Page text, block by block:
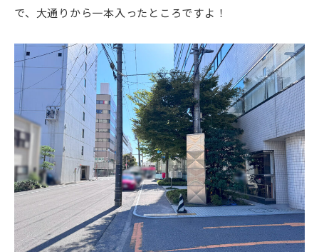
で、大通りから一本入ったところですよ！